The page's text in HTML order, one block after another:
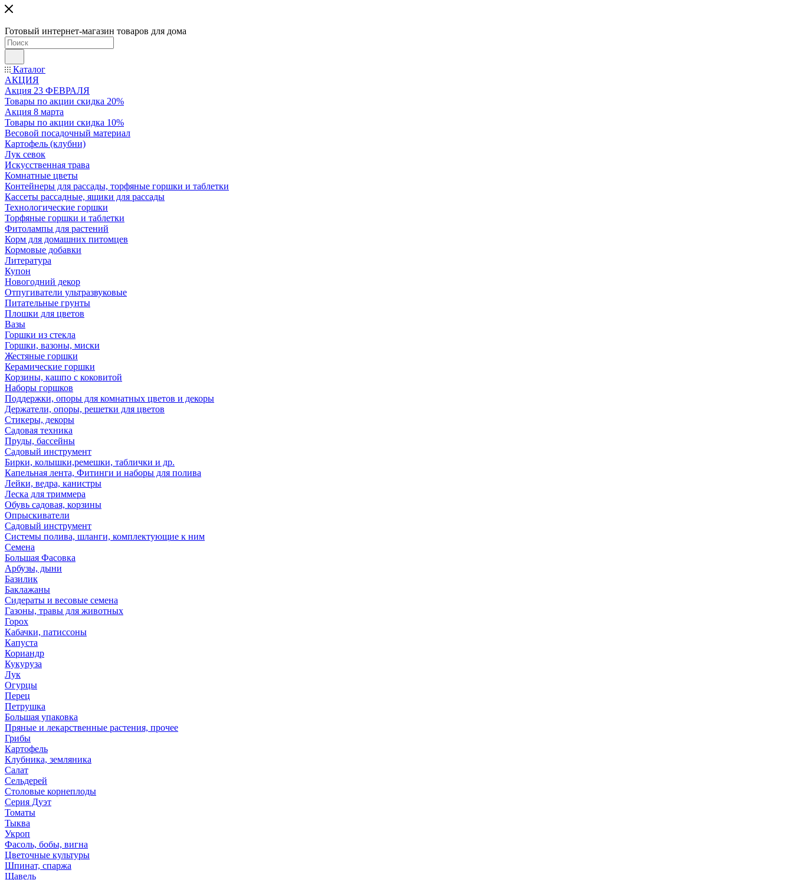
Готовый интернет-магазин товаров для дома
Каталог
АКЦИЯ
Акция 23 ФЕВРАЛЯ
Товары по акции скидка 20%
Акция 8 марта
Товары по акции скидка 10%
Весовой посадочный материал
Картофель (клубни)
Лук севок
Искусственная трава
Комнатные цветы
Контейнеры для рассады, торфяные горшки и таблетки
Кассеты рассадные, ящики для рассады
Технологические горшки
Торфяные горшки и таблетки
Фитолампы для растений
Корм для домашних питомцев
Кормовые добавки
Литература
Купон
Новогодний декор
Отпугиватели ультразвуковые
Питательные грунты
Плошки для цветов
Вазы
Горшки из стекла
Горшки, вазоны, миски
Жестяные горшки
Керамические горшки
Корзины, кашпо с коковитой
Наборы горшков
Поддержки, опоры для комнатных цветов и декоры
Держатели, опоры, решетки для цветов
Стикеры, декоры
Садовая техника
Пруды, бассейны
Садовый инструмент
Бирки, колышки,ремешки, таблички и др.
Капельная лента, Фитинги и наборы для полива
Лейки, ведра, канистры
Леска для триммера
Обувь садовая, корзины
Опрыскиватели
Садовый инструмент
Системы полива, шланги, комплектующие к ним
Семена
Большая Фасовка
Арбузы, дыни
Базилик
Баклажаны
Сидераты и весовые семена
Газоны, травы для животных
Горох
Кабачки, патиссоны
Капуста
Кориандр
Кукуруза
Лук
Огурцы
Перец
Петрушка
Большая упаковка
Пряные и лекарственные растения, прочее
Грибы
Картофель
Клубника, земляника
Салат
Сельдерей
Столовые корнеплоды
Серия Дуэт
Томаты
Тыква
Укроп
Фасоль, бобы, вигна
Цветочные культуры
Шпинат, спаржа
Щавель